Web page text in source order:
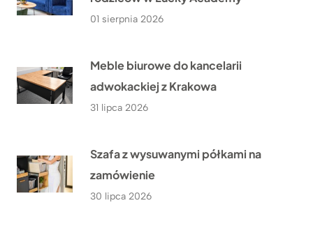
01 sierpnia 2026
Meble biurowe do kancelarii
adwokackiej z Krakowa
31 lipca 2026
Szafa z wysuwanymi półkami na
zamówienie
30 lipca 2026